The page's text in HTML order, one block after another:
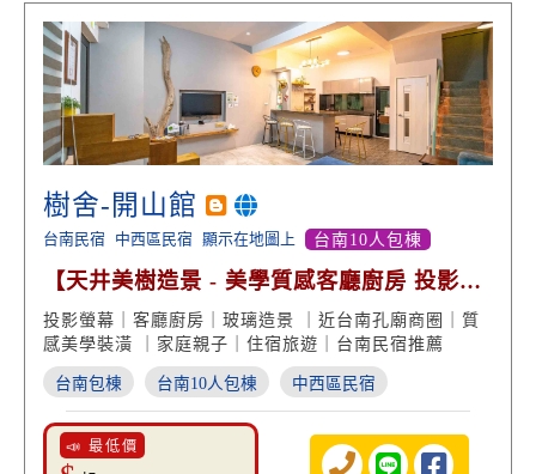
樹舍-開山館
台南民宿 中西區民宿 顯示在地圖上 台南10人包棟
【天井美樹造景 - 美學質感客廳廚房 投影螢
幕】
投影螢幕｜客廳廚房｜玻璃造景 ｜近台南孔廟商圈｜質
感美學裝潢 ｜家庭親子｜住宿旅遊｜台南民宿推薦
台南包棟 台南10人包棟 中西區民宿
📣 最低價